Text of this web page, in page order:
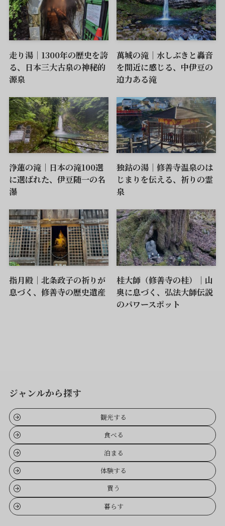
走り湯｜1300年の歴史を誇
る、日本三大古泉の神秘的
源泉
萬城の滝｜水しぶきと轟音
を間近に感じる、中伊豆の
迫力ある滝
浄蓮の滝｜日本の滝100選
に選ばれた、伊豆随一の名
瀑
独鈷の湯｜修善寺温泉のは
じまりを伝える、祈りの霊
泉
指月殿｜北条政子の祈りが
息づく、修善寺の歴史遺産
桂大師（修善寺の桂）｜山
奥に息づく、弘法大師伝説
のパワースポット
ジャンルから探す
観光する
食べる
泊まる
体験する
買う
暮らす